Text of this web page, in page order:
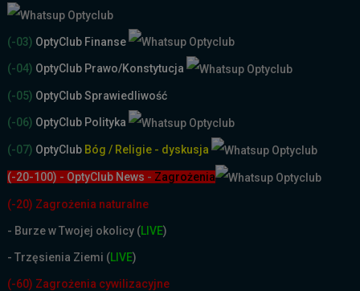
(-03) OptyClub Finanse
(-04) OptyClub Prawo/Konstytucja
(-05) OptyClub Sprawiedliwość
(-06) OptyClub Polityka
(-07) OptyClub Bóg / Religie - dyskusja
(-20-100) - OptyClub News - Zagrożenia
(-20) Zagrożenia naturalne
- Burze w Twojej okolicy (LIVE)
- Trzęsienia Ziemi (LIVE)
(-60) Zagrożenia cywilizacyjne